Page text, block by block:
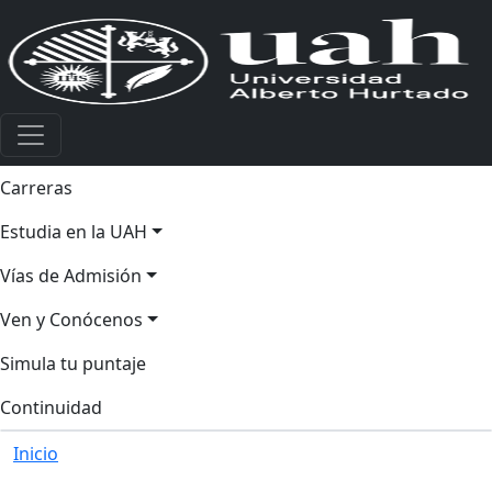
Carreras
Estudia en la UAH
Vías de Admisión
Ven y Conócenos
Simula tu puntaje
Continuidad
Inicio